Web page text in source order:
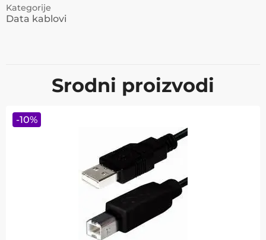
Kategorije
Data kablovi
Srodni proizvodi
-10%